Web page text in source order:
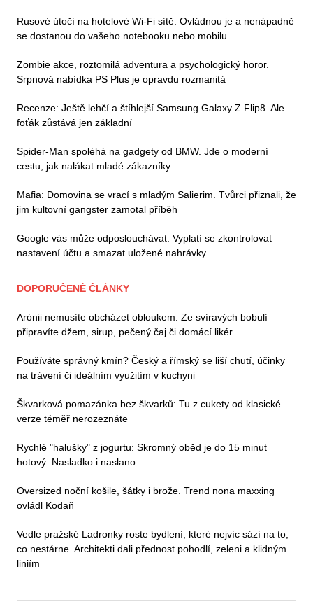
Rusové útočí na hotelové Wi-Fi sítě. Ovládnou je a nenápadně
se dostanou do vašeho notebooku nebo mobilu
Zombie akce, roztomilá adventura a psychologický horor.
Srpnová nabídka PS Plus je opravdu rozmanitá
Recenze: Ještě lehčí a štíhlejší Samsung Galaxy Z Flip8. Ale
foťák zůstává jen základní
Spider-Man spoléhá na gadgety od BMW. Jde o moderní
cestu, jak nalákat mladé zákazníky
Mafia: Domovina se vrací s mladým Salierim. Tvůrci přiznali, že
jim kultovní gangster zamotal příběh
Google vás může odposlouchávat. Vyplatí se zkontrolovat
nastavení účtu a smazat uložené nahrávky
DOPORUČENÉ ČLÁNKY
Arónii nemusíte obcházet obloukem. Ze svíravých bobulí
připravíte džem, sirup, pečený čaj či domácí likér
Používáte správný kmín? Český a římský se liší chutí, účinky
na trávení či ideálním využitím v kuchyni
Škvarková pomazánka bez škvarků: Tu z cukety od klasické
verze téměř nerozeznáte
Rychlé "halušky" z jogurtu: Skromný oběd je do 15 minut
hotový. Nasladko i naslano
Oversized noční košile, šátky i brože. Trend nona maxxing
ovládl Kodaň
Vedle pražské Ladronky roste bydlení, které nejvíc sází na to,
co nestárne. Architekti dali přednost pohodlí, zeleni a klidným
liniím